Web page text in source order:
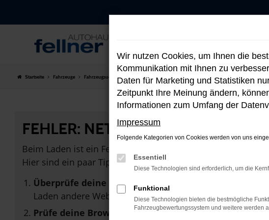
Hauptinhalt
Startseite Fahrzeuge Fahrzeugsuche
FEHLER: NETWORK ERROR
Beim Laden ist ein Fehler aufgetreten.
Hier sind ein paar Tipps, die dir helfen können:
Überprüfe deine Firewall und deine
Laden andere Webseiten, zum Beispiel deine
Prüfe deine Browsererweiterungen.
Wir nutzen Cookies, um Ihnen die
Kommunikation mit Ihnen zu
Daten für Marketing und Statistiken
Zeitpunkt Ihre Meinung ändern,
Informationen zum Umfang der
Impressum
Folgende Kategorien von Cookies werden von uns
Essentiell
Diese Technologien sind erforderlich, um die
Funktional
Diese Technologien bieten die bestmögliche
Fahrzeugbewertungssystem und weitere werden